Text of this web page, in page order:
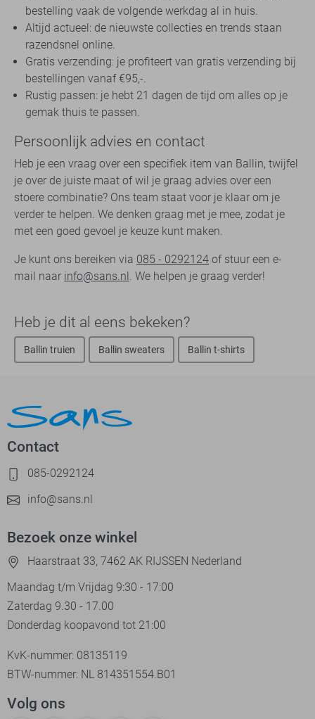
bestelling vaak de volgende werkdag al in huis.
Altijd actueel: de nieuwste collecties en trends staan
razendsnel online.
Gratis verzending: je profiteert van gratis verzending bij
bestellingen vanaf €95,-.
Rustig passen: je hebt 21 dagen de tijd om alles op je
gemak thuis te passen.
Persoonlijk advies en contact
Heb je een vraag over een specifiek item van Ballin, twijfel
je over de juiste maat of wil je graag advies over een
stoere combinatie? Ons team staat voor je klaar om je
verder te helpen. We denken graag met je mee, zodat je
met een goed gevoel je keuze kunt maken.
Je kunt ons bereiken via 085 - 0292124 of stuur een e-
mail naar info@sans.nl. We helpen je graag verder!
Heb je dit al eens bekeken?
Ballin truien Ballin sweaters Ballin t-shirts
Contact
085-0292124
info@sans.nl
Bezoek onze winkel
Haarstraat 33, 7462 AK RIJSSEN Nederland
Maandag t/m Vrijdag 9:30 - 17:00
Zaterdag 9.30 - 17.00
Donderdag koopavond tot 21:00
KvK-nummer: 08135119
BTW-nummer: NL 814351554.B01
Volg ons